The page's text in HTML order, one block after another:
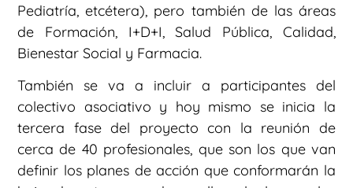
Pediatría, etcétera), pero también de las áreas
de Formación, I+D+I, Salud Pública, Calidad,
Bienestar Social y Farmacia.
También se va a incluir a participantes del
colectivo asociativo y hoy mismo se inicia la
tercera fase del proyecto con la reunión de
cerca de 40 profesionales, que son los que van
definir los planes de acción que conformarán la